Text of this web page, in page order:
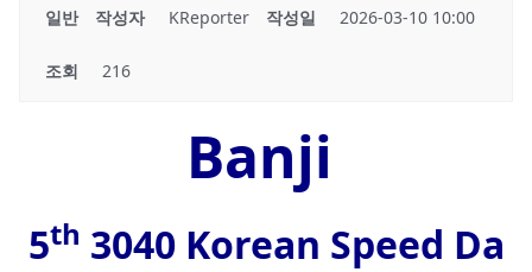
일반 작성자 KReporter 작성일 2026-03-10 10:00
조회 216
Banji
5th 3040 Korean Speed Da